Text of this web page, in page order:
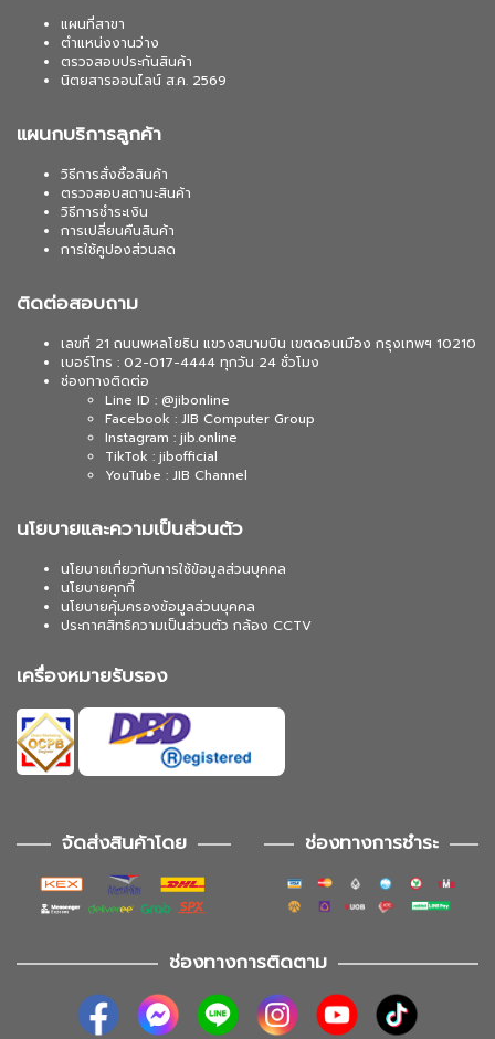
แผนที่สาขา
ตำแหน่งงานว่าง
ตรวจสอบประกันสินค้า
นิตยสารออนไลน์ ส.ค. 2569
แผนกบริการลูกค้า
วิธีการสั่งซื้อสินค้า
ตรวจสอบสถานะสินค้า
วิธีการชำระเงิน
การเปลี่ยนคืนสินค้า
การใช้คูปองส่วนลด
ติดต่อสอบถาม
เลขที่ 21 ถนนพหลโยธิน แขวงสนามบิน เขตดอนเมือง กรุงเทพฯ 10210
เบอร์โทร : 02-017-4444 ทุกวัน 24 ชั่วโมง
ช่องทางติดต่อ
Line ID : @jibonline
Facebook : JIB Computer Group
Instagram : jib.online
TikTok : jibofficial
YouTube : JIB Channel
นโยบายและความเป็นส่วนตัว
นโยบายเกี่ยวกับการใช้ข้อมูลส่วนบุคคล
นโยบายคุกกี้
นโยบายคุ้มครองข้อมูลส่วนบุคคล
ประกาศสิทธิความเป็นส่วนตัว กล้อง CCTV
เครื่องหมายรับรอง
จัดส่งสินค้าโดย ช่องทางการชำระ
ช่องทางการติดตาม